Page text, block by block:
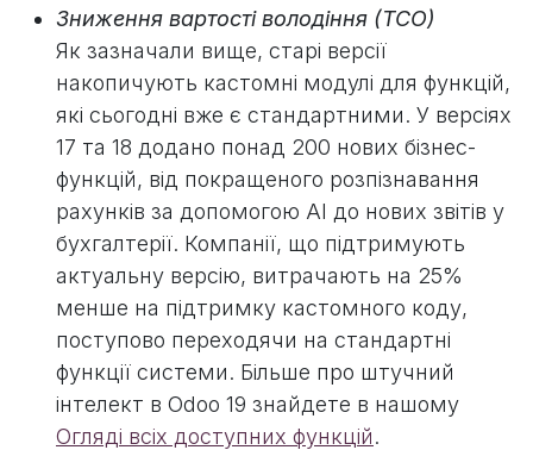
Зниження вартості володіння (TCO)
Як зазначали вище, старі версії
накопичують кастомні модулі для функцій,
які сьогодні вже є стандартними. У версіях
17 та 18 додано понад 200 нових бізнес-
функцій, від покращеного розпізнавання
рахунків за допомогою AI до нових звітів у
бухгалтерії. Компанії, що підтримують
актуальну версію, витрачають на 25%
менше на підтримку кастомного коду,
поступово переходячи на стандартні
функції системи. Більше про штучний
інтелект в Odoo 19 знайдете в нашому
Огляді всіх доступних функцій.